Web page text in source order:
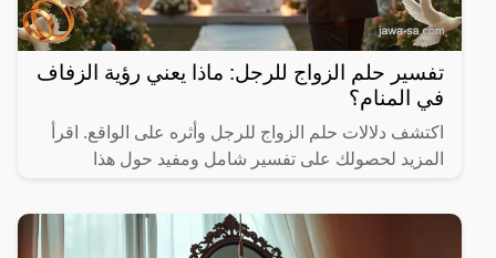
تفسير حلم الزواج للرجل: ماذا يعني رؤية الزفاف
في المنام؟
اكتشف دلالات حلم الزواج للرجل وأثره على الواقع. اقرأ
المزيد لحصولك على تفسير شامل ومفيد حول هذا